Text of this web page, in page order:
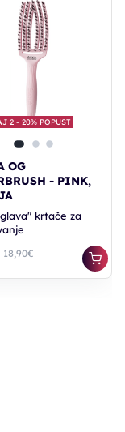
2 - 20% POPUST
OG
- PINK,
krtače za
18,90€